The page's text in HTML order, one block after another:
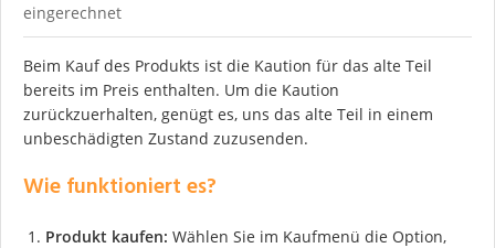
eingerechnet
Beim Kauf des Produkts ist die Kaution für das alte Teil
bereits im Preis enthalten. Um die Kaution
zurückzuerhalten, genügt es, uns das alte Teil in einem
unbeschädigten Zustand zuzusenden.
Wie funktioniert es?
Produkt kaufen: Wählen Sie im Kaufmenü die Option,